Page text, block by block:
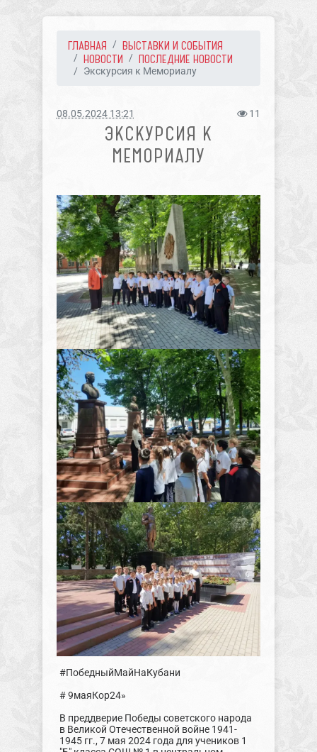
ГЛАВНАЯ
ВЫСТАВКИ И СОБЫТИЯ
НОВОСТИ
ПОСЛЕДНИЕ НОВОСТИ
Экскурсия к Мемориалу
08.05.2024 13:21 11
ЭКСКУРСИЯ К
МЕМОРИАЛУ
#ПобедныйМайНаКубани
# 9маяКор24»
В преддверие Победы советского народа
в Великой Отечественной войне 1941-
1945 гг., 7 мая 2024 года для учеников 1